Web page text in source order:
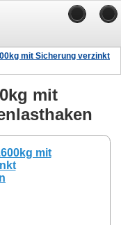
mit Sicherung verzinkt
mit